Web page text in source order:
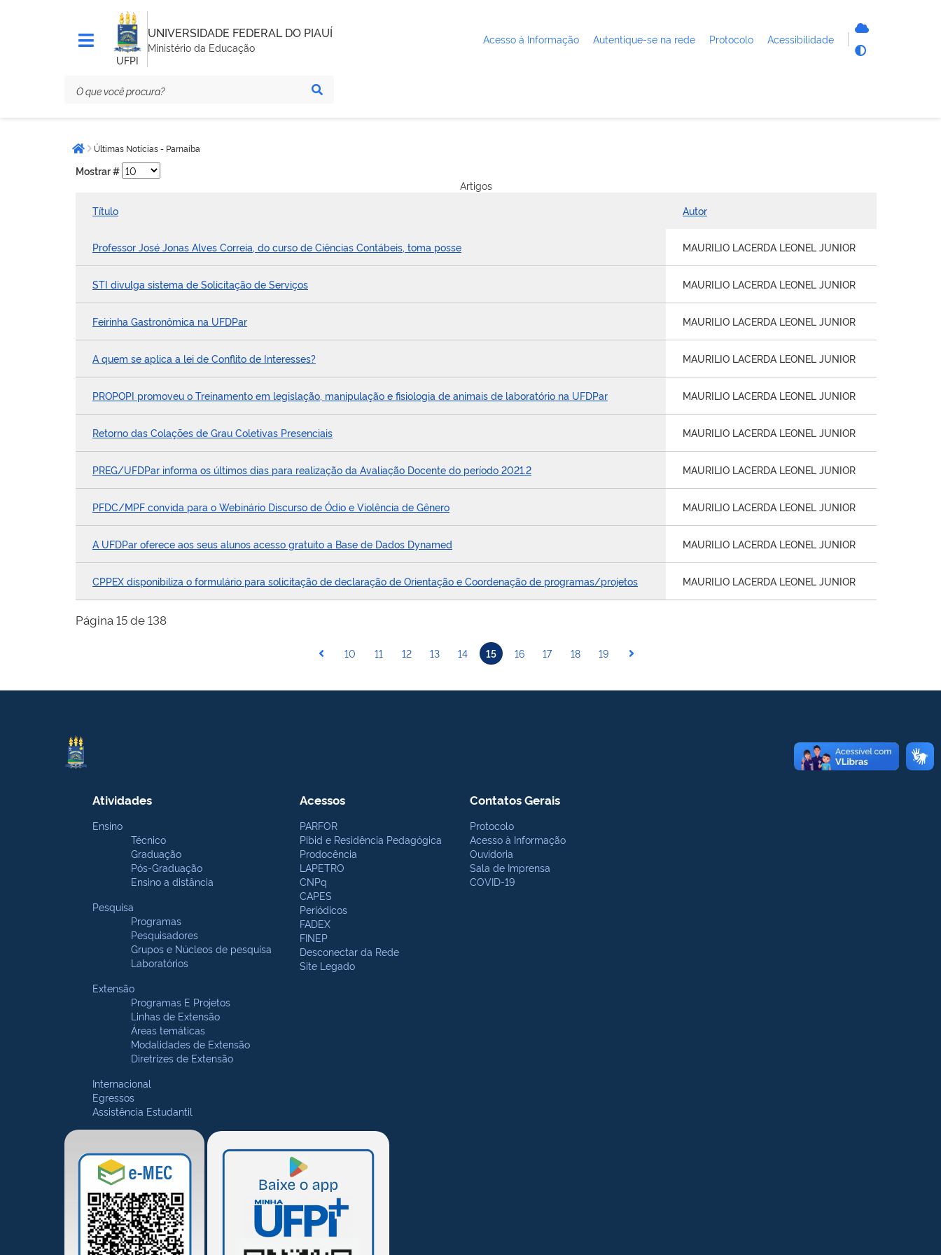
UFPI
UNIVERSIDADE FEDERAL DO PIAUÍ
Ministério da Educação
Acesso à Informação Autentique-se na rede Protocolo Acessibilidade
estáPágina inicial
Últimas Notícias - Parnaíba
Mostrar #
Artigos
Título
Autor
Professor José Jonas Alves Correia, do curso de Ciências Contábeis, toma posse MAURILIO LACERDA LEONEL JUNIOR
STI divulga sistema de Solicitação de Serviços MAURILIO LACERDA LEONEL JUNIOR
Feirinha Gastronômica na UFDPar MAURILIO LACERDA LEONEL JUNIOR
A quem se aplica a lei de Conflito de Interesses? MAURILIO LACERDA LEONEL JUNIOR
PROPOPI promoveu o Treinamento em legislação, manipulação e fisiologia de animais de laboratório na UFDPar MAURILIO LACERDA LEONEL JUNIOR
Retorno das Colações de Grau Coletivas Presenciais MAURILIO LACERDA LEONEL JUNIOR
PREG/UFDPar informa os últimos dias para realização da Avaliação Docente do período 2021.2 MAURILIO LACERDA LEONEL JUNIOR
PFDC/MPF convida para o Webinário Discurso de Ódio e Violência de Gênero MAURILIO LACERDA LEONEL JUNIOR
A UFDPar oferece aos seus alunos acesso gratuito a Base de Dados Dynamed MAURILIO LACERDA LEONEL JUNIOR
CPPEX disponibiliza o formulário para solicitação de declaração de Orientação e Coordenação de programas/projetos MAURILIO LACERDA LEONEL JUNIOR
Página 15 de 138
10 11 12 13 14 15 16 17 18 19
Atividades
Ensino
Técnico
Graduação
Pós-Graduação
Ensino a distância
Pesquisa
Programas
Pesquisadores
Grupos e Núcleos de pesquisa
Laboratórios
Extensão
Programas E Projetos
Linhas de Extensão
Áreas temáticas
Modalidades de Extensão
Diretrizes de Extensão
Internacional
Egressos
Assistência Estudantil
Acessos
PARFOR
Pibid e Residência Pedagógica
Prodocência
LAPETRO
CNPq
CAPES
Periódicos
FADEX
FINEP
Desconectar da Rede
Site Legado
Contatos Gerais
Protocolo
Acesso à Informação
Ouvidoria
Sala de Imprensa
COVID-19